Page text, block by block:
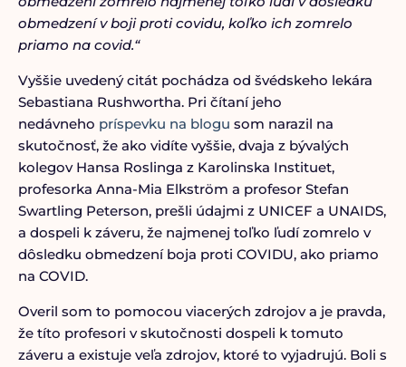
obmedzení v boji proti covidu, koľko ich zomrelo
priamo na covid.“
Vyššie uvedený citát pochádza od švédskeho lekára
Sebastiana Rushwortha. Pri čítaní jeho
nedávneho príspevku na blogu som narazil na
skutočnosť, že ako vidíte vyššie, dvaja z bývalých
kolegov Hansa Roslinga z Karolinska Instituet,
profesorka Anna-Mia Elkström a profesor Stefan
Swartling Peterson, prešli údajmi z UNICEF a UNAIDS,
a dospeli k záveru, že najmenej toľko ľudí zomrelo v
dôsledku obmedzení boja proti COVIDU, ako priamo
na COVID.
Overil som to pomocou viacerých zdrojov a je pravda,
že títo profesori v skutočnosti dospeli k tomuto
záveru a existuje veľa zdrojov, ktoré to vyjadrujú. Boli s